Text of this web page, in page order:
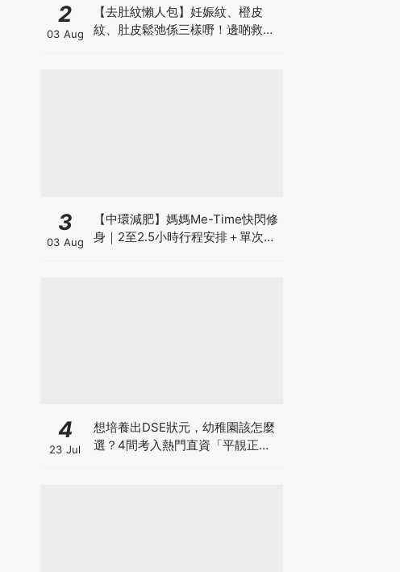
2
03 Aug
【去肚紋懶人包】妊娠紋、橙皮
紋、肚皮鬆弛係三樣嘢！邊啲救得
3
03 Aug
【中環減肥】媽媽Me-Time快閃修
身｜2至2.5小時行程安排＋單次收
4
23 Jul
想培養出DSE狀元，幼稚園該怎麼
選？4間考入熱門直資「平靚正」